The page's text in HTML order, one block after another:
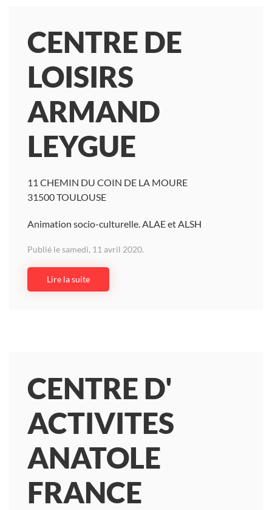
CENTRE DE
LOISIRS
ARMAND
LEYGUE
11 CHEMIN DU COIN DE LA MOURE
31500 TOULOUSE
Animation socio-culturelle. ALAE et ALSH
Publié le samedi, 11 avril 2020.
Lire la suite
CENTRE D'
ACTIVITES
ANATOLE
FRANCE